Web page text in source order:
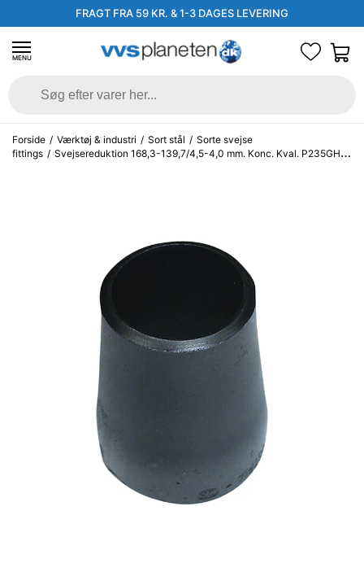
FRAGT FRA 59 KR. & 1-3 DAGES LEVERING
MENU
Forside / Værktøj & industri / Sort stål / Sorte svejse
fittings / Svejsereduktion 168,3-139,7/4,5-4,0 mm. Konc. Kval. P235GH,